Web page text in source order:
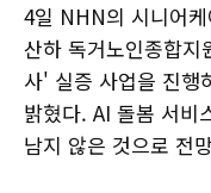
4일 NHN의 시니어
산하 독거노인종합
사' 실증 사업을 진행
밝혔다. AI 돌봄 서비
남지 않은 것으로 전